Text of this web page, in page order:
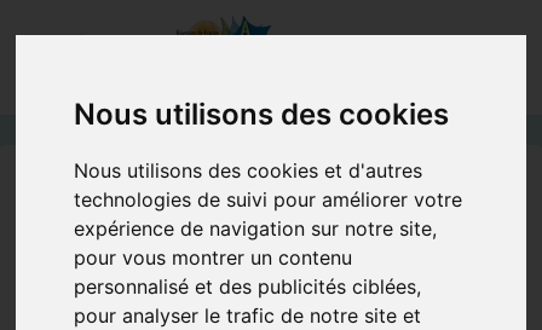
Nous utilisons des cookies
Nous utilisons des cookies et d'autres
technologies de suivi pour améliorer votre
expérience de navigation sur notre site,
pour vous montrer un contenu
personnalisé et des publicités ciblées,
pour analyser le trafic de notre site et
Accueil
Circulaires
C. 25/01/2010 Restauration de la continuité écologique
C. 25/01/2010 Restauration de la
continuité écologique